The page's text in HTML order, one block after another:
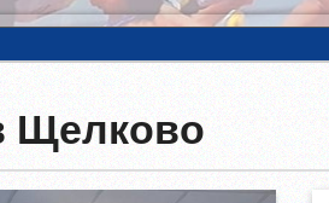
Щелково